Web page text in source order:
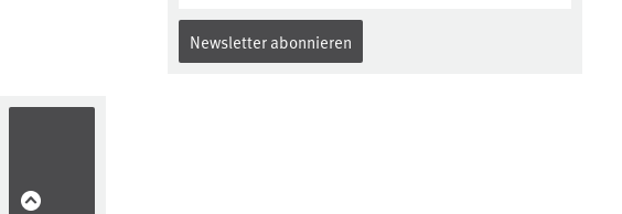
Newsletter abonnieren